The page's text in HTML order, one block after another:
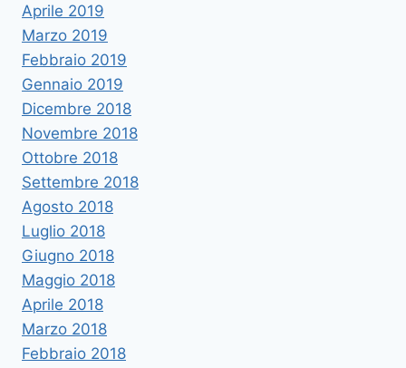
Aprile 2019
Marzo 2019
Febbraio 2019
Gennaio 2019
Dicembre 2018
Novembre 2018
Ottobre 2018
Settembre 2018
Agosto 2018
Luglio 2018
Giugno 2018
Maggio 2018
Aprile 2018
Marzo 2018
Febbraio 2018